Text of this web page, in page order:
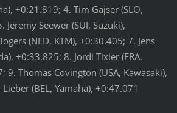
+0:21.819; 4. Tim Gajser (SLO,
Jeremy Seewer (SUI, Suzuki),
(NED, KTM), +0:30.405; 7. Jens
+0:33.825; 8. Jordi Tixier (FRA,
9. Thomas Covington (USA, Kawasaki),
(BEL, Yamaha), +0:47.071